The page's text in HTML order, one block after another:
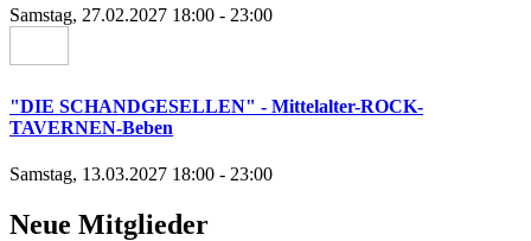
Samstag, 27.02.2027 18:00 - 23:00
"DIE SCHANDGESELLEN" - Mittelalter-ROCK-
TAVERNEN-Beben
Samstag, 13.03.2027 18:00 - 23:00
Neue Mitglieder